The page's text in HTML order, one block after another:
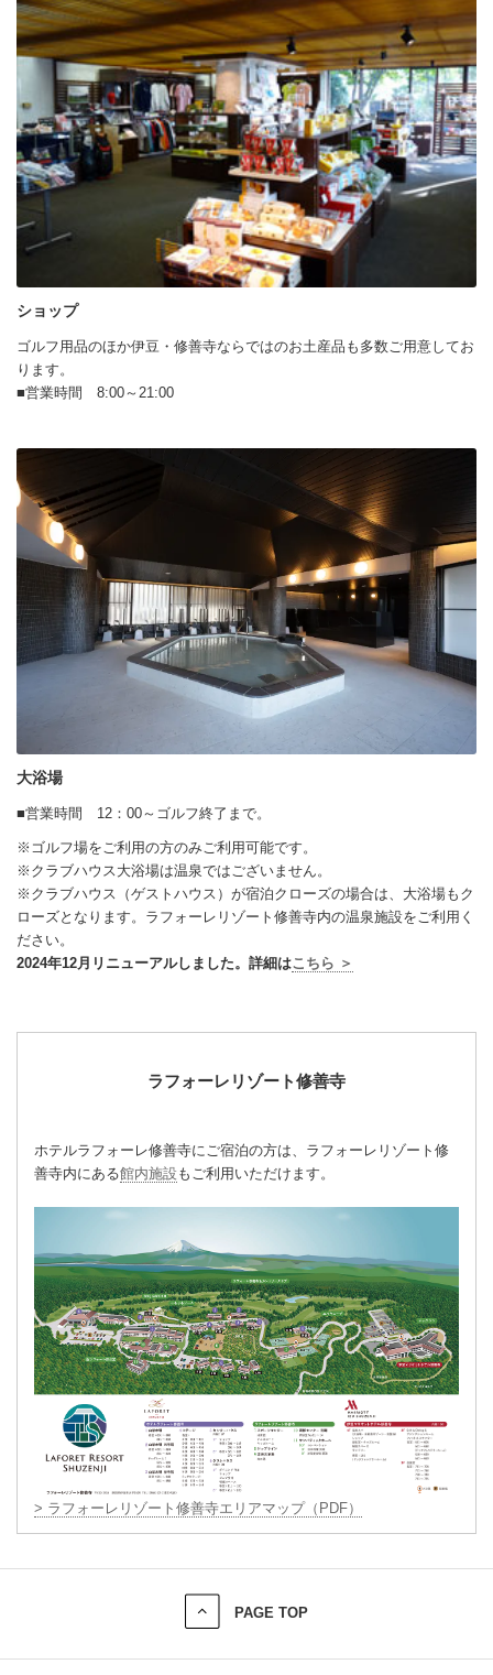
ショップ
ゴルフ用品のほか伊豆・修善寺ならではのお土産品も多数ご用意してお
ります。
■営業時間 8:00～21:00
大浴場
■営業時間 12：00～ゴルフ終了まで。
※ゴルフ場をご利用の方のみご利用可能です。
※クラブハウス大浴場は温泉ではございません。
※クラブハウス（ゲストハウス）が宿泊クローズの場合は、大浴場もク
ローズとなります。ラフォーレリゾート修善寺内の温泉施設をご利用く
ださい。
2024年12月リニューアルしました。詳細はこちら ＞
ラフォーレリゾート修善寺
ホテルラフォーレ修善寺にご宿泊の方は、ラフォーレリゾート修
善寺内にある館内施設もご利用いただけます。
> ラフォーレリゾート修善寺エリアマップ（PDF）
PAGE TOP